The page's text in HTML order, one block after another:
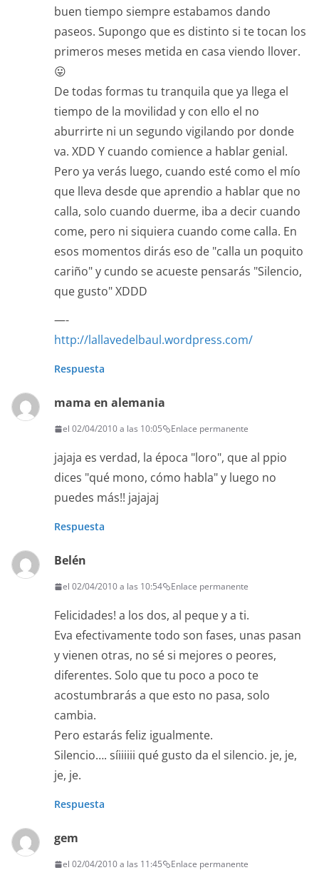
buen tiempo siempre estabamos dando
paseos. Supongo que es distinto si te tocan los
primeros meses metida en casa viendo llover.
😛
De todas formas tu tranquila que ya llega el
tiempo de la movilidad y con ello el no
aburrirte ni un segundo vigilando por donde
va. XDD Y cuando comience a hablar genial.
Pero ya verás luego, cuando esté como el mío
que lleva desde que aprendio a hablar que no
calla, solo cuando duerme, iba a decir cuando
come, pero ni siquiera cuando come calla. En
esos momentos dirás eso de "calla un poquito
cariño" y cundo se acueste pensarás "Silencio,
que gusto" XDDD
—-
http://lallavedelbaul.wordpress.com/
Respuesta
mama en alemania
el 02/04/2010 a las 10:05 Enlace permanente
jajaja es verdad, la época "loro", que al ppio
dices "qué mono, cómo habla" y luego no
puedes más!! jajajaj
Respuesta
Belén
el 02/04/2010 a las 10:54 Enlace permanente
Felicidades! a los dos, al peque y a ti.
Eva efectivamente todo son fases, unas pasan
y vienen otras, no sé si mejores o peores,
diferentes. Solo que tu poco a poco te
acostumbrarás a que esto no pasa, solo
cambia.
Pero estarás feliz igualmente.
Silencio…. síiiiiii qué gusto da el silencio. je, je,
je, je.
Respuesta
gem
el 02/04/2010 a las 11:45 Enlace permanente